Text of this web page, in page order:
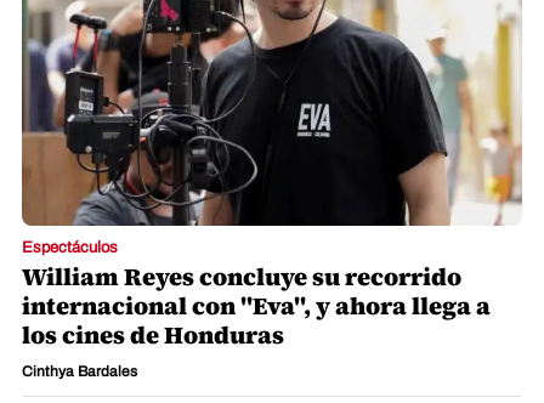
Espectáculos
William Reyes concluye su recorrido
internacional con "Eva", y ahora llega a
los cines de Honduras
Cinthya Bardales